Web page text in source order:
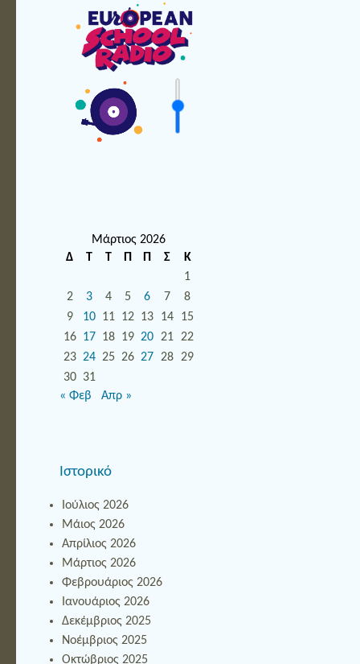
Μάρτιος 2026
Δ
Τ Τ Π Π Σ
Κ
1
2
3 4 5 6 7
8
9
10 11 12 13 14
15
16 17 18 19 20 21 22
23 24 25 26 27 28 29
30 31
« Φεβ
Απρ »
Ιστορικό
Ιούλιος 2026
Μάιος 2026
Απρίλιος 2026
Μάρτιος 2026
Φεβρουάριος 2026
Ιανουάριος 2026
Δεκέμβριος 2025
Νοέμβριος 2025
Οκτώβριος 2025